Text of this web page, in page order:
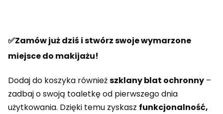
✅Zamów już dziś i stwórz swoje wymarzone
miejsce do makijażu!
Dodaj do koszyka równieższklany blat ochronny –
zadbaj o swoją toaletkę od pierwszego dnia
użytkowania. Dzięki temu zyskasz funkcjonalność,